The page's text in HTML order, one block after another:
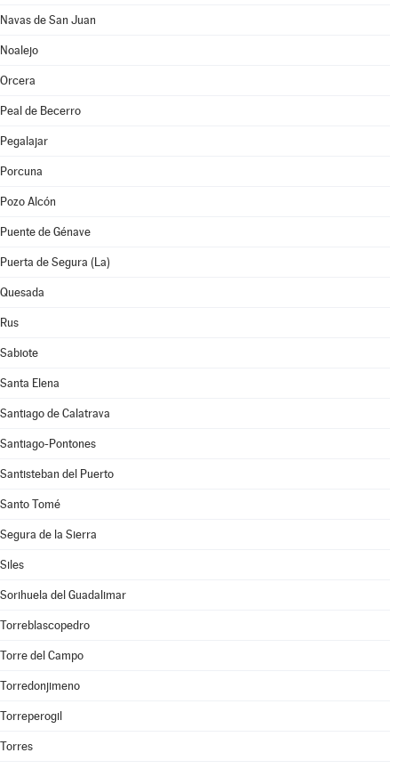
Navas de San Juan
Noalejo
Orcera
Peal de Becerro
Pegalajar
Porcuna
Pozo Alcón
Puente de Génave
Puerta de Segura (La)
Quesada
Rus
Sabiote
Santa Elena
Santiago de Calatrava
Santiago-Pontones
Santisteban del Puerto
Santo Tomé
Segura de la Sierra
Siles
Sorihuela del Guadalimar
Torreblascopedro
Torre del Campo
Torredonjimeno
Torreperogil
Torres